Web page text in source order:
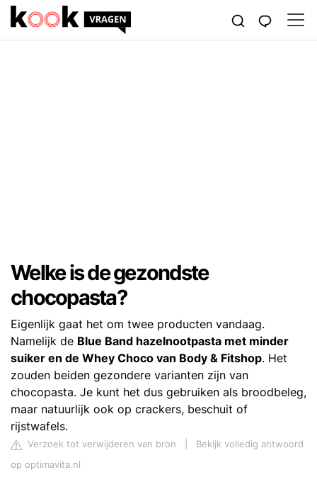
Welke is de gezondste
chocopasta?
Eigenlijk gaat het om twee producten vandaag.
Namelijk de Blue Band hazelnootpasta met minder
suiker en de Whey Choco van Body & Fitshop. Het
zouden beiden gezondere varianten zijn van
chocopasta. Je kunt het dus gebruiken als broodbeleg,
maar natuurlijk ook op crackers, beschuit of
rijstwafels.
Verzoek tot verwijderen van bron
Bekijk volledig antwoord
op optimavita.nl